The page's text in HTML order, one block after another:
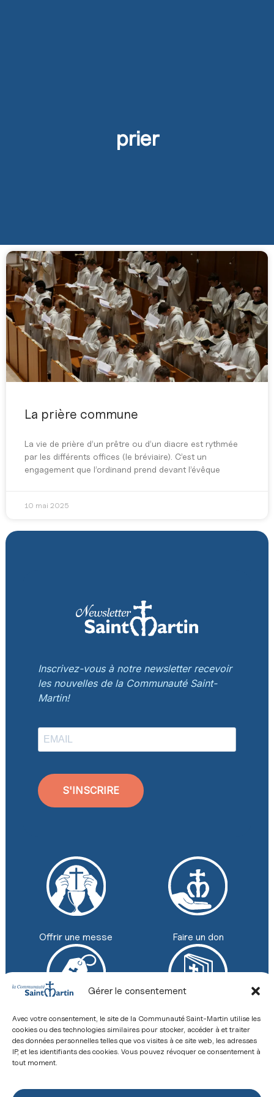
Gérer le consentement
Avec votre consentement, le site de la Communauté Saint-Martin utilise les
cookies ou des technologies similaires pour stocker, accéder à et traiter
des données personnelles telles que vos visites à ce site web, les adresses
IP, et les identifiants des cookies. Vous pouvez révoquer ce consentement à
tout moment.
prier
La prière commune
La vie de prière d’un prêtre ou d’un diacre est rythmée
par les différents offices (le bréviaire). C’est un
engagement que l’ordinand prend devant l’évêque
10 mai 2025
Inscrivez-vous à notre newsletter recevoir
les nouvelles de la Communauté Saint-
Martin!
S'INSCRIRE
Offrir une messe Faire un don
Boutique Revue
+33 (0) 2 43 26 12 00
8 Place de la Basilique, 53600 ÉvronContact